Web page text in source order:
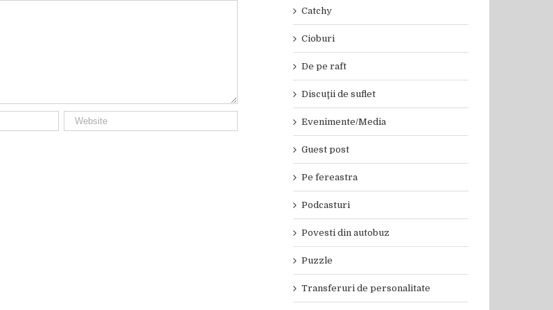
Catchy
Cioburi
De pe raft
Discuţii de suflet
Evenimente/Media
Guest post
Pe fereastra
Podcasturi
Povesti din autobuz
Puzzle
Transferuri de personalitate